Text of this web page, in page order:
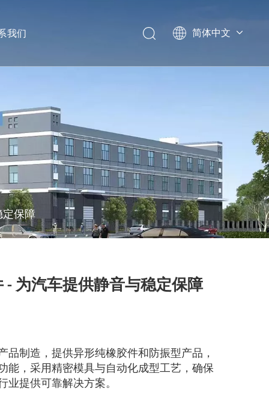
我们 简体中文
Deutsch
定保障
- 为汽车提供静音与稳定保障
品制造，提供异形纯橡胶件和防振型产品，
能，采用精密模具与自动化成型工艺，确保
业提供可靠解决方案。